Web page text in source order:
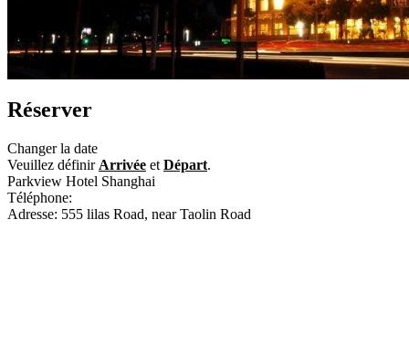
Réserver
Changer la date
Veuillez définir Arrivée et Départ.
Parkview Hotel Shanghai
Téléphone:
Adresse: 555 lilas Road, near Taolin Road